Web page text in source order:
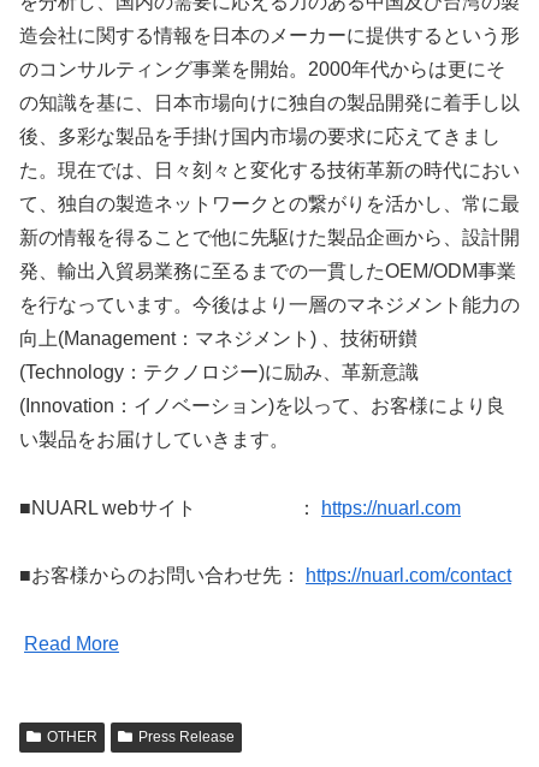
造会社に関する情報を日本のメーカーに提供するという形
のコンサルティング事業を開始。2000年代からは更にそ
の知識を基に、日本市場向けに独自の製品開発に着手し以
後、多彩な製品を手掛け国内市場の要求に応えてきまし
た。現在では、日々刻々と変化する技術革新の時代におい
て、独自の製造ネットワークとの繋がりを活かし、常に最
新の情報を得ることで他に先駆けた製品企画から、設計開
発、輸出入貿易業務に至るまでの一貫したOEM/ODM事業
を行なっています。今後はより一層のマネジメント能力の
向上(Management：マネジメント) 、技術研鑚
(Technology：テクノロジー)に励み、革新意識
(Innovation：イノベーション)を以って、お客様により良
い製品をお届けしていきます。
■NUARL webサイト ： https://nuarl.com
■お客様からのお問い合わせ先： https://nuarl.com/contact
Read More
OTHER Press Release